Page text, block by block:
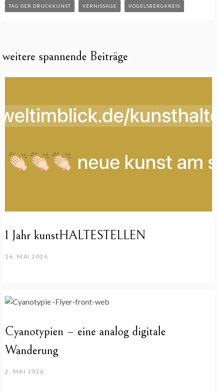
TAG DER DRUCKKUNST VERNISSAGE VOGELSBERGKREIS
weitere spannende Beiträge
1 Jahr kunstHALTESTELLEN
16. MAI 2026
Cyanotypien – eine analog digitale
Wanderung
2. MAI 2026